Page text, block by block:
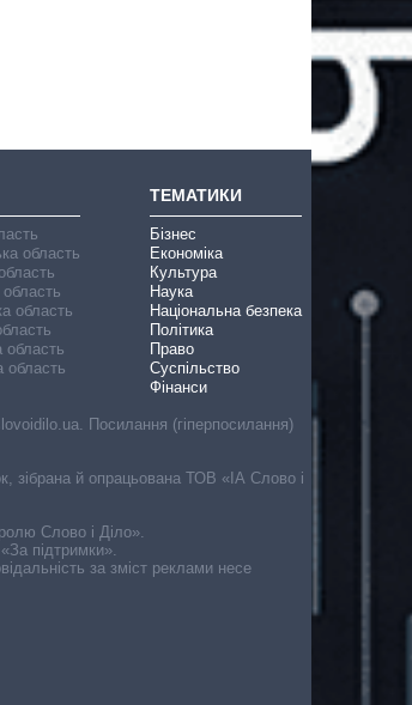
область
область
область
область
ТЕМАТИКИ
Бізнес
Економіка
Культура
Наука
Національна безпека
Політика
Право
Суспільство
Фінанси
Посилання (гіперпосилання)
зібрана й опрацьована ТОВ «ІА Слово і
Слово і Діло».
підтримки».
за зміст реклами несе